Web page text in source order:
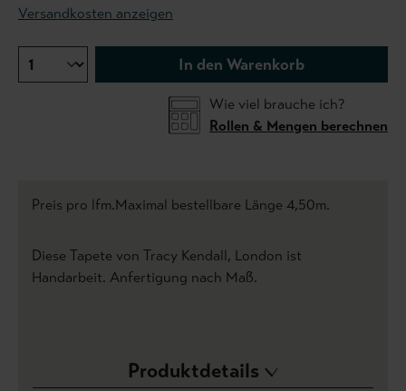
Versandkosten anzeigen
In den Warenkorb
Wie viel brauche ich?
Rollen & Mengen berechnen
Preis pro lfm.Maximal bestellbare Länge 4,50m.
Diese Tapete von Tracy Kendall, London ist
Handarbeit. Anfertigung nach Maß.
Produktdetails